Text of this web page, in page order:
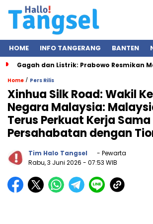
HOME INFO TANGERANG BANTEN
Gagah dan Listrik: Prabowo Resmikan
Home / Pers Rilis
Xinhua Silk Road: Wakil
Negara Malaysia:
Terus Perkuat Kerja Sama
Persahabatan dengan
Tim Halo Tangsel
- Pewarta
Rabu, 3 Juni 2026 - 07:53 WIB